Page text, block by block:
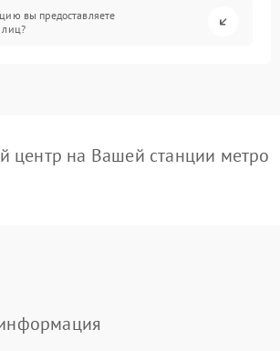
вы предоставляете
центр на Вашей станции метро